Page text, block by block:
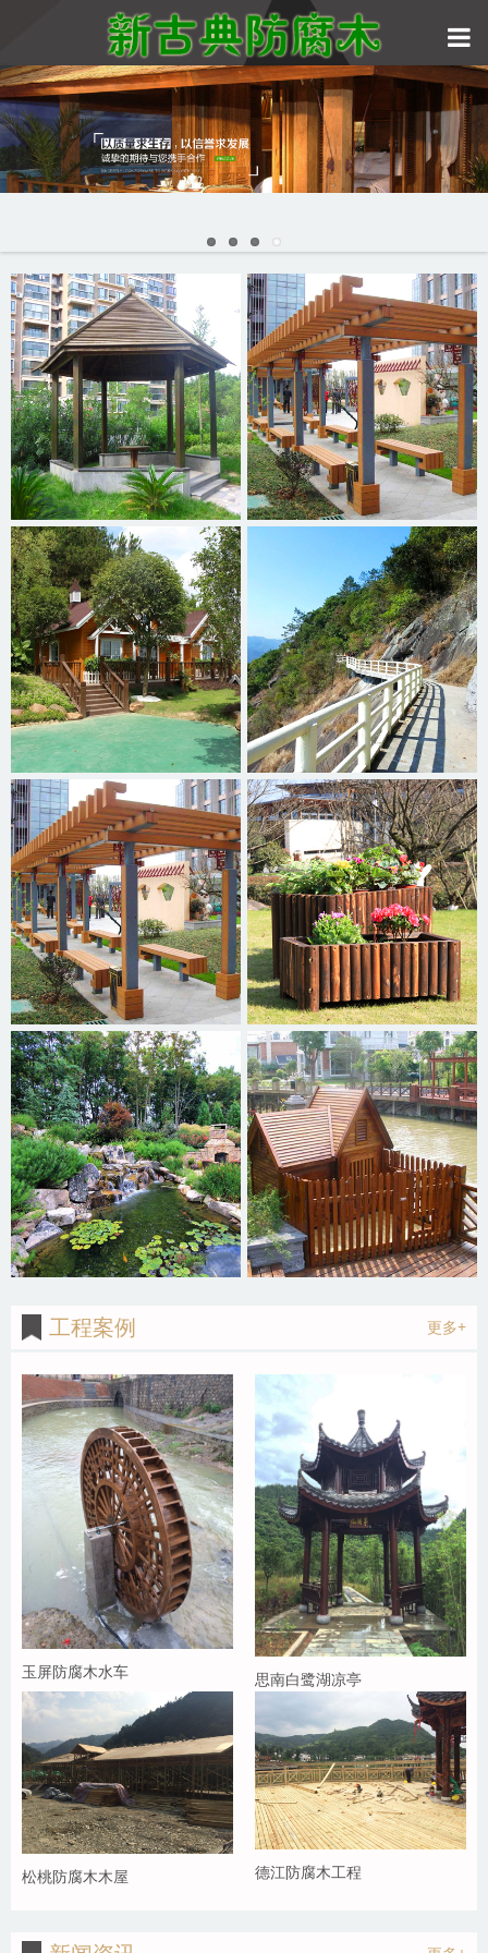
工程案例 更多+
玉屏防腐木水车 思南白鹭湖凉亭
松桃防腐木木屋 德江防腐木工程